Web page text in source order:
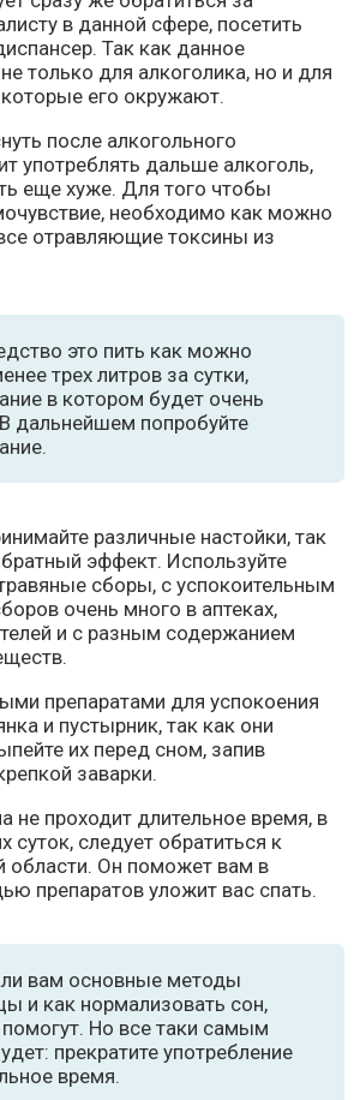
в данной сфере, посетить
Так как данное
только для алкоголика, но и для
его окружают.
после алкогольного
употреблять дальше алкоголь,
еще хуже. Для того чтобы
необходимо как можно
отравляющие токсины из
это пить как можно
трех литров за сутки,
в котором будет очень
дальнейшем попробуйте
различные настойки, так
эффект. Используйте
сборы, с успокоительным
очень много в аптеках,
и с разным содержанием
препаратами для успокоения
и пустырник, так как они
их перед сном, запив
заварки.
не проходит длительное время, в
суток, следует обратиться к
области. Он поможет вам в
препаратов уложит вас спать.
вам основные методы
и как нормализовать сон,
Но все таки самым
прекратите употребление
время.